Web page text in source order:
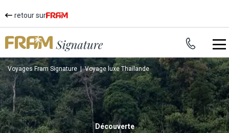
retour sur
Voyages Fram Signature |Voyage luxe Thailande
découverte